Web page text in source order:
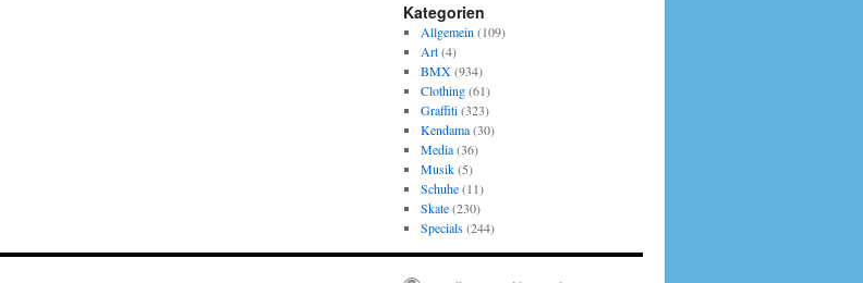
Kategorien
Allgemein (109)
Art(4)
BMX(934)
Clothing(61)
Graffiti(323)
Kendama(30)
Media(36)
Musik(5)
Schuhe(11)
Skate(230)
Specials(244)